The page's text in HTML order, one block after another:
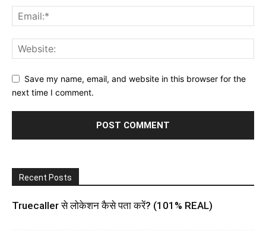
Save my name, email, and website in this browser for the
next time I comment.
Recent Posts
Truecaller से लोकेशन कैसे पता करें? (101% REAL)